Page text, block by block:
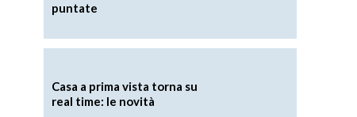
puntate
Casa a prima vista torna su
real time: le novità